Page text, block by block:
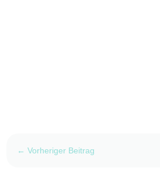
←Vorheriger Beitrag